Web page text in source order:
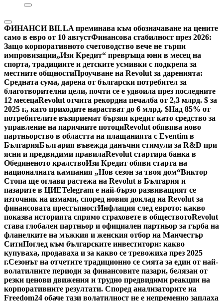
ФИНАНСИ BILLA преминава към обозначаване на цените
само в евро от 10 августФинансова стабилност през 2026:
Защо корпоративното счетоводство вече не търпи
импровизации„Изи Кредит“ превръща юни в месец на
спорта, традициите и детските усмивки с подкрепа за
местните общностиПроучване на Revolut за даренията:
Средната сума, дарена от български потребител за
благотворителни цели, почти се е удвоила през последните
12 месецаRevolut отчита рекордна печалба от 2,3 млрд. $ за
2025 г., като приходите нарастват до 6 млрд. $Над 85% от
потребителите възприемат бързия кредит като средство за
управление на паричните потоциRevolut обявява ново
партньорство в областта на плащанията с Eventim в
БългарияБългария въвежда данъчни стимули за R&D при
ясни и предвидими правилаRevolut стартира банка в
Обединеното кралствоИзи Кредит обяви старта на
националната кампания „Нов сезон за твоя дом“Виктор
Стопа ще оглави растежа на Revolut в България и
пазарите в ЦИЕTelegram е най-бързо развиващият се
източник на измами, според новия доклад на Revolut за
финансовата престъпностИнфлация след еврото: какво
показва историята спрямо страховете в обществотоRevolut
става глобален партньор и официален партньор за гърба на
фланелките на мъжкия и женския отбор на Манчестър
СитиПоглед към българските инвеститори: какво
купуваха, продаваха и за какво се тревожиха през 2025
г.Сезонът на отчетите традиционно се смята за един от най-
волатилните периоди за финансовите пазари, белязан от
резки ценови движения и трудно предвидими реакции на
корпоративните резултати. Според анализаторите на
Freedom24 обаче тази волатилност не е непременно заплаха